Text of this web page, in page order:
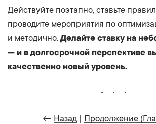
Действуйте поэтапно, ставьте
проводите мероприятия по
и методично. Делайте ставку на
— и в долгосрочной перспективе
качественно новый уровень.
← Назад| Продолжение